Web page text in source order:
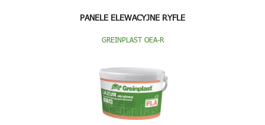
PANELE ELEWACYJNE RYFLE
GREINPLAST OEA-R